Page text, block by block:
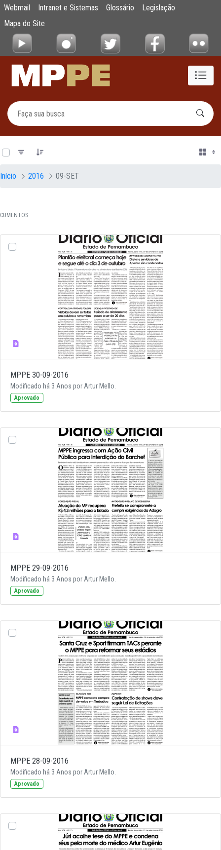
Pular para o Conteúdo principal
Documentos
Webmail Intranet e Sistemas Glossário
Legislação
Mapa do Site
Início 2016 09-SET
MPPE 30-09-2016
Modificado há 3 Anos por Artur Mello.
Aprovado
MPPE 29-09-2016
Modificado há 3 Anos por Artur Mello.
Aprovado
MPPE 28-09-2016
Modificado há 3 Anos por Artur Mello.
Aprovado